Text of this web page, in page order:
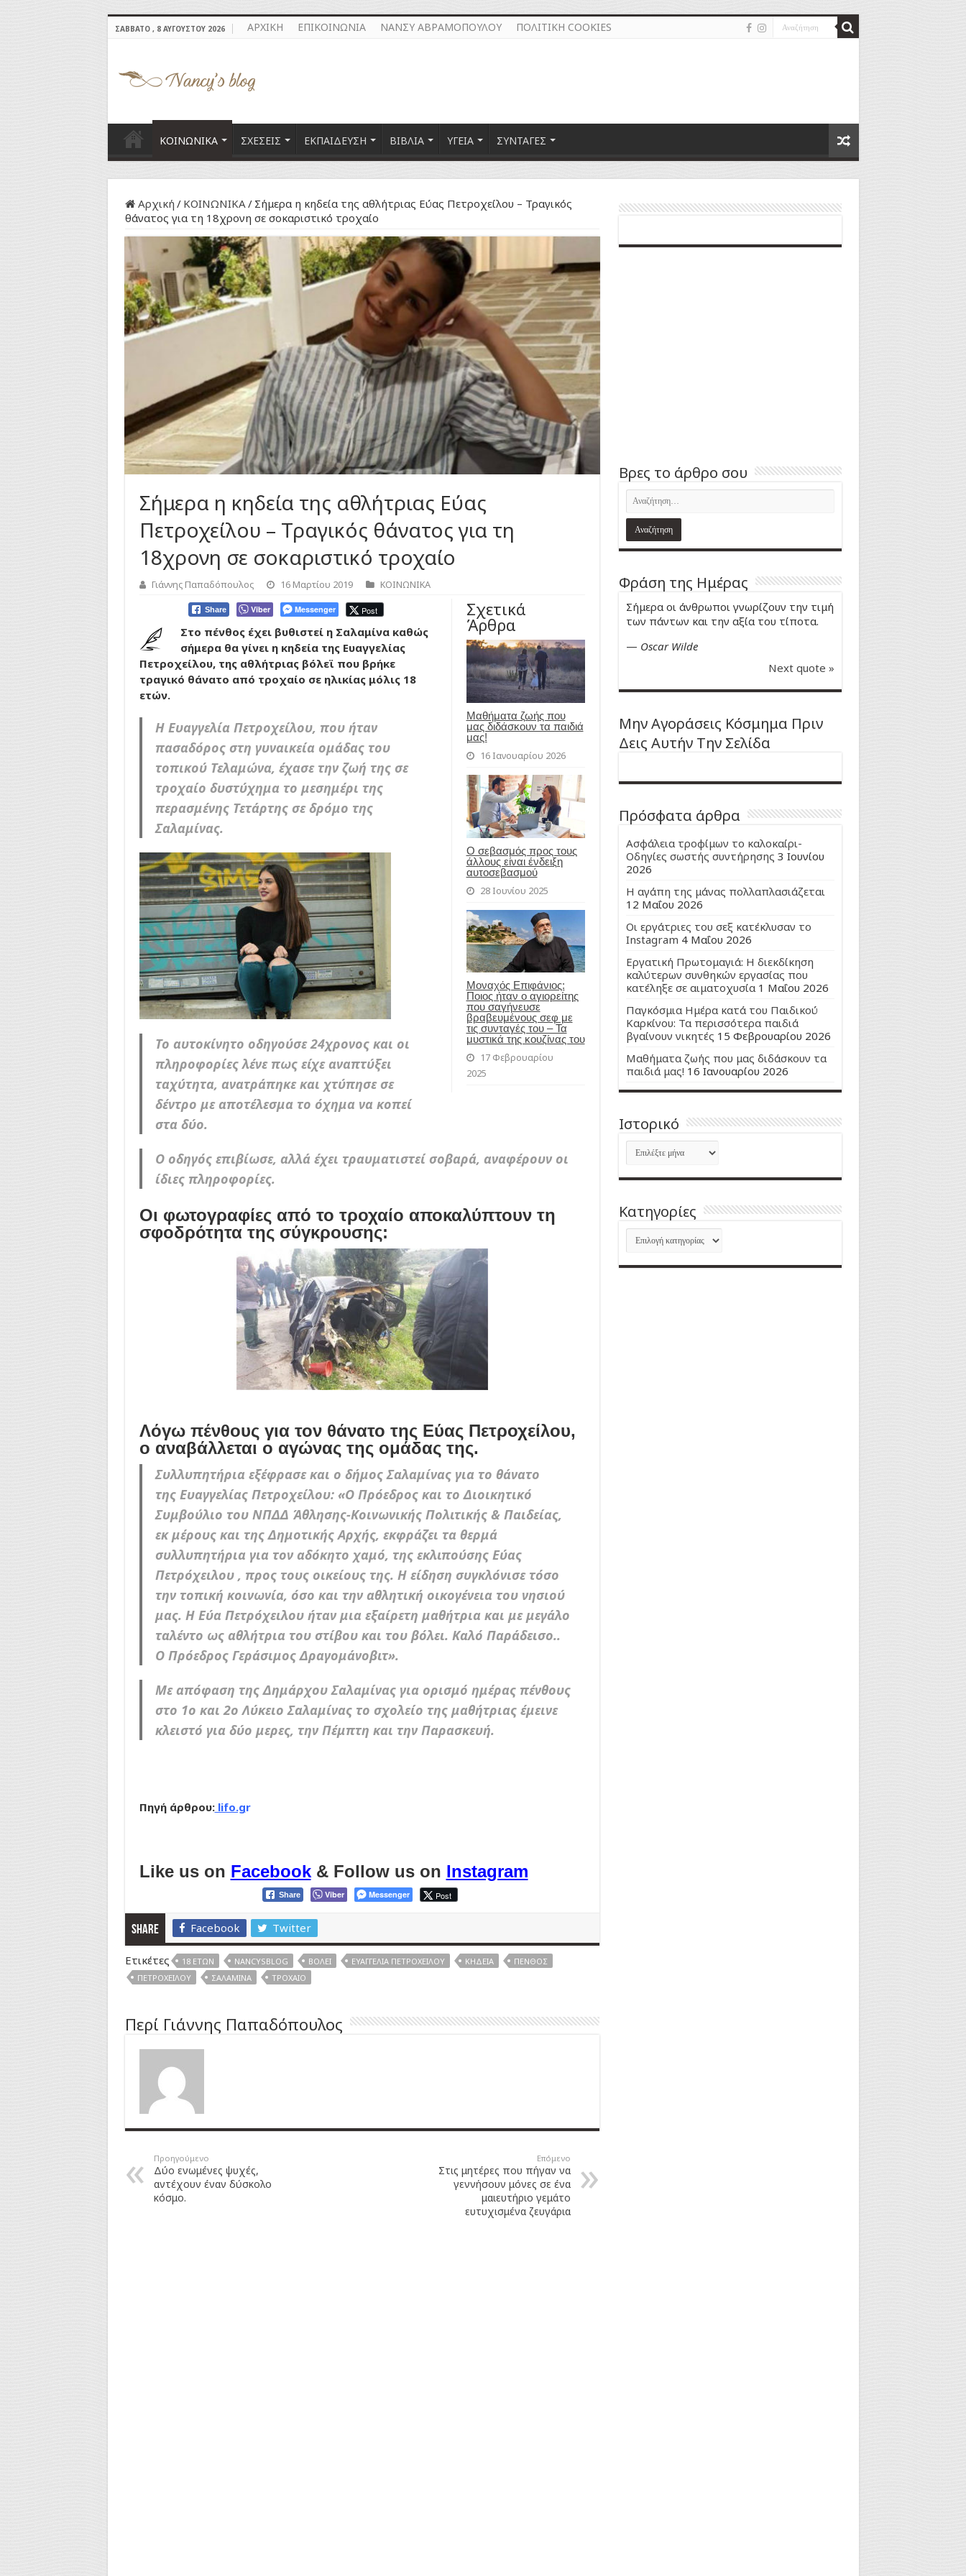
ΣΆΒΒΑΤΟ , 8 ΑΥΓΟΎΣΤΟΥ 2026 ΑΡΧΙΚΗ ΕΠΙΚΟΙΝΩΝΙΑ ΝΑΝΣΥ ΑΒΡΑΜΟΠΟΥΛΟΥ ΠΟΛΙΤΙΚΗ COOKIES
ΚΟΙΝΩΝΙΚΑ ΣΧΕΣΕΙΣ ΕΚΠΑΙΔΕΥΣΗ ΒΙΒΛΙΑ ΥΓΕΙΑ ΣΥΝΤΑΓΕΣ
Αρχική / ΚΟΙΝΩΝΙΚΑ/ Σήμερα η κηδεία της αθλήτριας Εύας Πετροχείλου – Τραγικός
θάνατος για τη 18χρονη σε σοκαριστικό τροχαίο
Σήμερα η κηδεία της αθλήτριας Εύας
Πετροχείλου – Τραγικός θάνατος για τη
18χρονη σε σοκαριστικό τροχαίο
Γιάννης Παπαδόπουλος 16 Μαρτίου 2019 ΚΟΙΝΩΝΙΚΑ
Σχετικά
Άρθρα
Μαθήματα ζωής που
μας διδάσκουν τα παιδιά
μας!
16 Ιανουαρίου 2026
Ο σεβασμός προς τους
άλλους είναι ένδειξη
αυτοσεβασμού
28 Ιουνίου 2025
Μοναχός Επιφάνιος:
Ποιος ήταν ο αγιορείτης
που σαγήνευσε
βραβευμένους σεφ με
τις συνταγές του – Τα
μυστικά της κουζίνας του
17 Φεβρουαρίου
2025
Share Viber Messenger Post
Στο πένθος έχει βυθιστεί η Σαλαμίνα καθώς
σήμερα θα γίνει η κηδεία της Ευαγγελίας
Πετροχείλου, της αθλήτριας βόλεϊ που βρήκε
τραγικό θάνατο από τροχαίο σε ηλικίας μόλις 18
ετών.
Η Ευαγγελία Πετροχείλου, που ήταν
πασαδόρος στη γυναικεία ομάδας του
τοπικού Τελαμώνα, έχασε την ζωή της σε
τροχαίο δυστύχημα το μεσημέρι της
περασμένης Τετάρτης σε δρόμο της
Σαλαμίνας.
Το αυτοκίνητο οδηγούσε 24χρονος και οι
πληροφορίες λένε πως είχε αναπτύξει
ταχύτητα, ανατράπηκε και χτύπησε σε
δέντρο με αποτέλεσμα το όχημα να κοπεί
στα δύο.
Ο οδηγός επιβίωσε, αλλά έχει τραυματιστεί σοβαρά, αναφέρουν οι
ίδιες πληροφορίες.
Οι φωτογραφίες από το τροχαίο αποκαλύπτουν τη
σφοδρότητα της σύγκρουσης:
Λόγω πένθους για τον θάνατο της Εύας Πετροχείλου,
ο αναβάλλεται ο αγώνας της ομάδας της.
Συλλυπητήρια εξέφρασε και ο δήμος Σαλαμίνας για το θάνατο
της Ευαγγελίας Πετροχείλου: «Ο Πρόεδρος και το Διοικητικό
Συμβούλιο του ΝΠΔΔ Άθλησης-Κοινωνικής Πολιτικής & Παιδείας,
εκ μέρους και της Δημοτικής Αρχής, εκφράζει τα θερμά
συλλυπητήρια για τον αδόκητο χαμό, της εκλιπούσης Εύας
Πετρόχειλου , προς τους οικείους της. Η είδηση συγκλόνισε τόσο
την τοπική κοινωνία, όσο και την αθλητική οικογένεια του νησιού
μας. Η Εύα Πετρόχειλου ήταν μια εξαίρετη μαθήτρια και με μεγάλο
ταλέντο ως αθλήτρια του στίβου και του βόλει. Καλό Παράδεισο..
Ο Πρόεδρος Γεράσιμος Δραγομάνοβιτ».
Με απόφαση της Δημάρχου Σαλαμίνας για ορισμό ημέρας πένθους
στο 1ο και 2ο Λύκειο Σαλαμίνας το σχολείο της μαθήτριας έμεινε
κλειστό για δύο μερες, την Πέμπτη και την Παρασκευή.
Πηγή άρθρου:lifo.gr
Like us on Facebook & Follow us on Instagram
Share Viber Messenger Post
Share Facebook Twitter
Ετικέτες 18 ΕΤΏΝ NANCYSBLOG ΒΌΛΕΙ ΕΥΑΓΓΕΛΊΑ ΠΕΤΡΟΧΕΊΛΟΥ ΚΗΔΕΊΑ
ΠΈΝΘΟΣ
ΠΕΤΡΟΧΕΊΛΟΥ
ΣΑΛΑΜΊΝΑ ΤΡΟΧΑΊΟ
Περί Γιάννης Παπαδόπουλος
Προηγούμενο
Δύο ενωμένες ψυχές,
αντέχουν έναν δύσκολο
κόσμο.
Επόμενο
Στις μητέρες που πήγαν να
γεννήσουν μόνες σε ένα
μαιευτήριο γεμάτο
ευτυχισμένα ζευγάρια
Βρες το άρθρο σου
Φράση της Ημέρας
Σήμερα οι άνθρωποι γνωρίζουν την τιμή
των πάντων και την αξία του τίποτα.
— Oscar Wilde
Next quote »
Μην Αγοράσεις Κόσμημα Πριν
Δεις Αυτήν Την Σελίδα
Πρόσφατα άρθρα
Ασφάλεια τροφίμων το καλοκαίρι-
Οδηγίες σωστής συντήρησης 3 Ιουνίου
2026
Η αγάπη της μάνας πολλαπλασιάζεται
12 Μαΐου 2026
Οι εργάτριες του σεξ κατέκλυσαν το
Instagram 4 Μαΐου 2026
Εργατική Πρωτομαγιά: Η διεκδίκηση
καλύτερων συνθηκών εργασίας που
κατέληξε σε αιματοχυσία 1 Μαΐου 2026
Παγκόσμια Ημέρα κατά του Παιδικού
Καρκίνου: Τα περισσότερα παιδιά
βγαίνουν νικητές 15 Φεβρουαρίου 2026
Μαθήματα ζωής που μας διδάσκουν τα
παιδιά μας! 16 Ιανουαρίου 2026
Ιστορικό
Ιστορικό
Kατηγορίες
Kατηγορίες